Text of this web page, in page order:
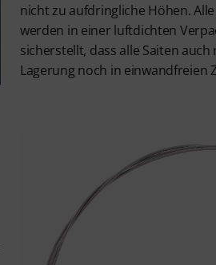
nicht zu aufdringliche Höhen. Alle
werden in einer luftdichten
sicherstellt, dass alle Saiten
Lagerung noch in einwandfreien